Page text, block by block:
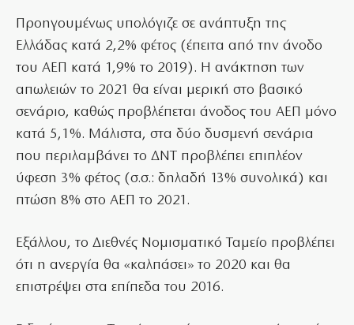
Προηγουμένως υπολόγιζε σε ανάπτυξη της
Ελλάδας κατά 2,2% φέτος (έπειτα από την άνοδο
του ΑΕΠ κατά 1,9% το 2019). Η ανάκτηση των
απωλειών το 2021 θα είναι μερική στο βασικό
σενάριο, καθώς προβλέπεται άνοδος του ΑΕΠ μόνο
κατά 5,1%. Μάλιστα, στα δύο δυσμενή σενάρια
που περιλαμβάνει το ΔΝΤ προβλέπει επιπλέον
ύφεση 3% φέτος (σ.σ.: δηλαδή 13% συνολικά) και
πτώση 8% στο ΑΕΠ το 2021.
Εξάλλου, το Διεθνές Νομισματικό Ταμείο προβλέπει
ότι η ανεργία θα «καλπάσει» το 2020 και θα
επιστρέψει στα επίπεδα του 2016.